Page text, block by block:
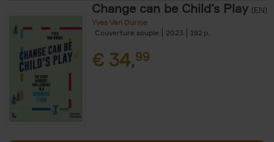
Change can be Child’s Play (EN)
Yves Van Durme
Couverture souple
2023 192
€ 34,99